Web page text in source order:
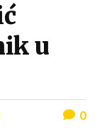
u
0